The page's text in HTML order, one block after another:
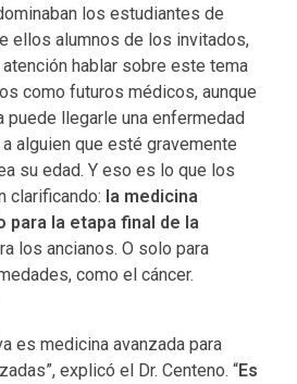
los estudiantes de
ellos alumnos de los invitados,
hablar sobre este tema
como futuros médicos, aunque
puede llegarle una enfermedad
alguien que esté gravemente
su edad. Y eso es lo que los
clarificando: la medicina
para la etapa final de la
los ancianos. O solo para
como el cáncer.
es medicina avanzada para
explicó el Dr. Centeno. “Es